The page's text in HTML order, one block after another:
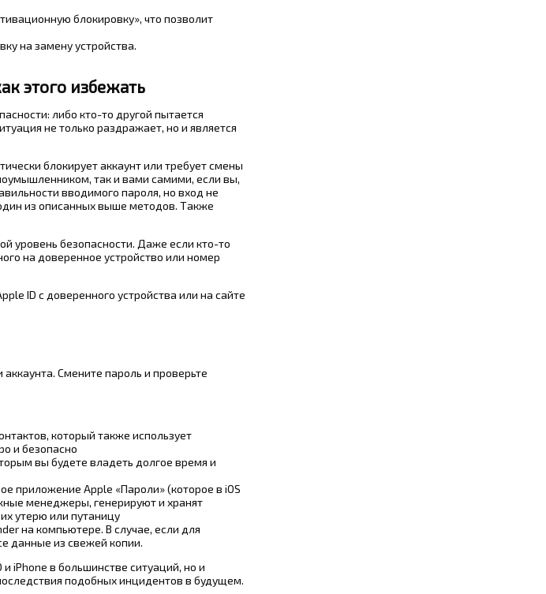
блокировку», что позволит
на замену устройства.
этого избежать
либо кто-то другой пытается
не только раздражает, но и является
блокирует аккаунт или требует смены
так и вами самими, если вы,
вводимого пароля, но вход не
из описанных выше методов. Также
уровень безопасности. Даже если кто-то
на доверенное устройство или номер
ID с доверенного устройства или на сайте
Смените пароль и проверьте
который также использует
и безопасно
вы будете владеть долгое время и
приложение Apple «Пароли» (которое в iOS
менеджеры, генерируют и хранят
утерю или путаницу
на компьютере. В случае, если для
данные из свежей копии.
iPhone в большинстве ситуаций, но и
подобных инцидентов в будущем.